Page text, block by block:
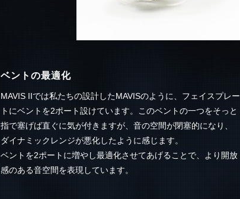
ベントの最適化
MAVIS IIでは私たちの設計したMAVISのように、フェイスプレー
トにベントを2ポート設けています。このベントの一つをそっと
指で塞げば直ぐに気が付きますが、音の空間が閉塞的になり、
ダイナミックレンジが悪化したように感じます。
ベントを2ポートに増やし最適化させてあげることで、より開放
感のある音空間を表現しています。